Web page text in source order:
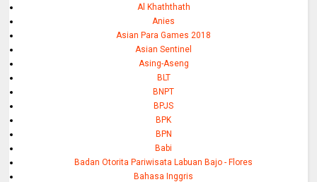
Al Khaththath
Anies
Asian Para Games 2018
Asian Sentinel
Asing-Aseng
BLT
BNPT
BPJS
BPK
BPN
Babi
Badan Otorita Pariwisata Labuan Bajo - Flores
Bahasa Inggris